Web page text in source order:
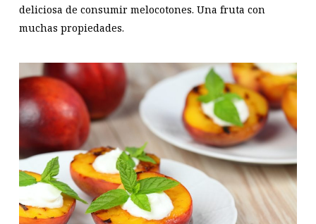
deliciosa de consumir melocotones. Una fruta con
muchas propiedades.